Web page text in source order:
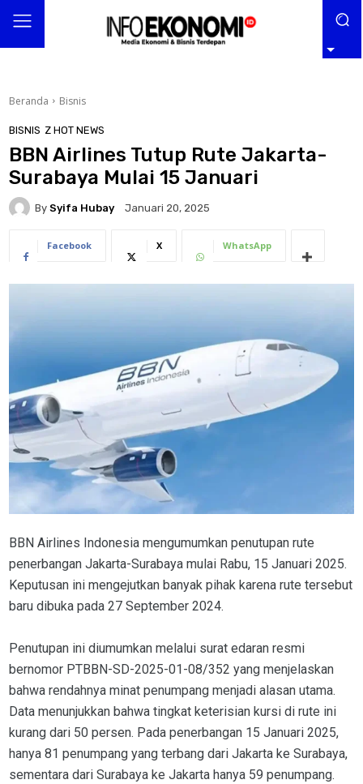
Beranda Bisnis
BISNIS Z HOT NEWS
BBN Airlines Tutup Rute Jakarta-
Surabaya Mulai 15 Januari
By Syifa Hubay Januari 20, 2025
Facebook X WhatsApp
BBN Airlines Indonesia mengumumkan penutupan rute
penerbangan Jakarta-Surabaya mulai Rabu, 15 Januari 2025.
Keputusan ini mengejutkan banyak pihak karena rute tersebut
baru dibuka pada 27 September 2024.
Penutupan ini diumumkan melalui surat edaran resmi
bernomor PTBBN-SD-2025-01-08/352 yang menjelaskan
bahwa rendahnya minat penumpang menjadi alasan utama.
Data menunjukkan bahwa tingkat keterisian kursi di rute ini
kurang dari 50 persen. Pada penerbangan 15 Januari 2025,
hanya 81 penumpang yang terbang dari Jakarta ke Surabaya,
sementara dari Surabaya ke Jakarta hanya 59 penumpang.